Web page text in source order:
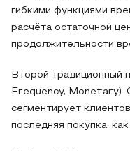
гибкими функциями
расчёта остаточной
продолжительности
Второй традиционный
Frequency, Monetary).
сегментирует
последняя покупка,